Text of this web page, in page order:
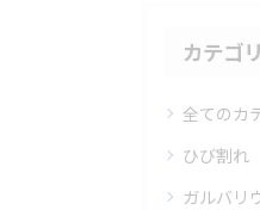
カテゴ
全てのカ
ひび割れ
ガルバリ